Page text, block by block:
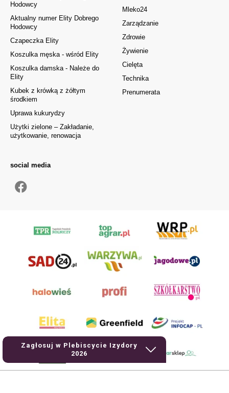
Zagłosuj w Plebiscycie Izydory
2026
Mleko24
Zarządzanie
Zdrowie
Żywienie
Cielęta
Technika
Prenumerata
Hodowcy
Aktualny numer Elity Dobrego
Hodowcy
Czapeczka Elity
Koszulka męska - wśród Elity
Koszulka damska - Należe do
Elity
Kubek z krówką z żółtym
środkiem
Uprawa kukurydzy
Użytki zielone – Zakładanie,
użytkowanie, renowacja
social media